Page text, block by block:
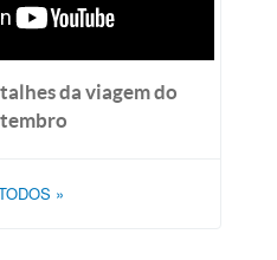
da viagem do
»